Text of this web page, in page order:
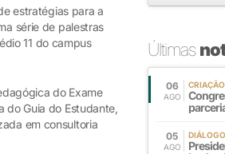
estratégias para a
série de palestras
11 do campus
do Exame
do Guia do Estudante,
em consultoria
Últimas
06
AGO
05
AGO
DIÁLOGO